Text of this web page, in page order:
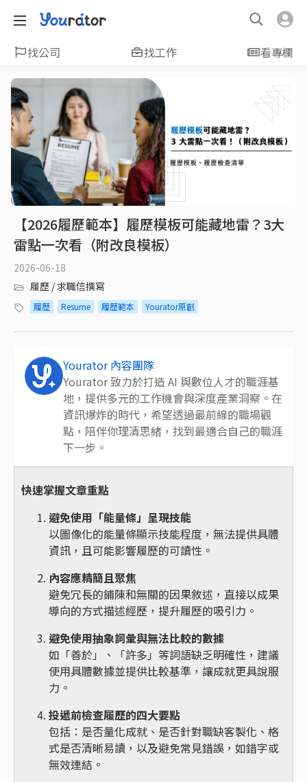
找公司 找工作 看專欄
【2026履歷範本】履歷模板可能藏地雷？3大
雷點一次看（附改良模板）
2026-06-18
履歷 / 求職信撰寫
履歷 Resume 履歷範本 Yourator原創
Yourator 內容團隊
Yourator 致力於打造 AI 與數位人才的職涯基
地，提供多元的工作機會與深度產業洞察。在
資訊爆炸的時代，希望透過最前線的職場觀
點，陪伴你理清思緒，找到最適合自己的職涯
下一步。
快速掌握文章重點
避免使用「能量條」呈現技能
以圖像化的能量條顯示技能程度，無法提供具體
資訊，且可能影響履歷的可讀性。
內容應精簡且聚焦
避免冗長的鋪陳和無關的因果敘述，直接以成果
導向的方式描述經歷，提升履歷的吸引力。
避免使用抽象詞彙與無法比較的數據
如「善於」、「許多」等詞語缺乏明確性，建議
使用具體數據並提供比較基準，讓成就更具說服
力。
投遞前檢查履歷的四大要點
包括：是否量化成就、是否針對職缺客製化、格
式是否清晰易讀，以及避免常見錯誤，如錯字或
無效連結。